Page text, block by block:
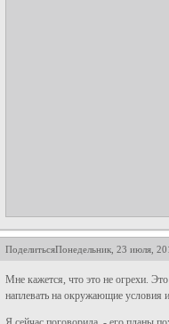
ПоделитьсяПонедельник, 23 июля,
Мне кажется, что это не огрехи.
наплевать на окружающие условия